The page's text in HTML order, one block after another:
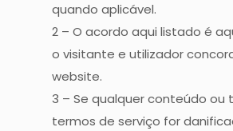
quando aplicável.
2 – O acordo aqui listado é
o visitante e utilizador
website.
3 – Se qualquer conteúdo ou
termos de serviço for